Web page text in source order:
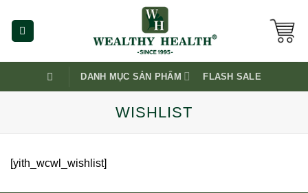
content
DANH MỤC SẢN PHẨM FLASH SALE
WISHLIST
[yith_wcwl_wishlist]